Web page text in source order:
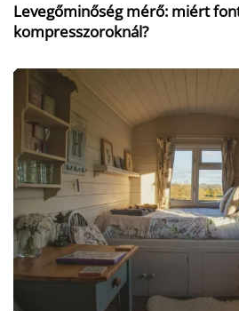
Levegőminőség mérő: miért
kompresszoroknál?